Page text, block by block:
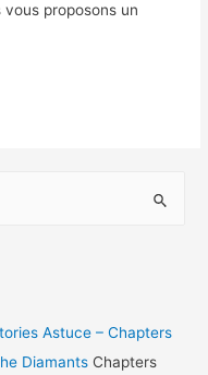
proposons un
Astuce – Chapters
Diamants Chapters